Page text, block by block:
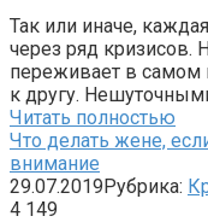
Так или иначе,
через ряд кризисов.
переживает в самом
к другу.
Читать полностью
Что делать жене,
внимание
29.07.2019Рубрика:
4 149